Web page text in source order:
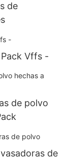
de
Vffs -
de polvo
de